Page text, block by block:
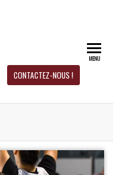
du CD
Basket-
CONTACTEZ-NOUS !
MENU